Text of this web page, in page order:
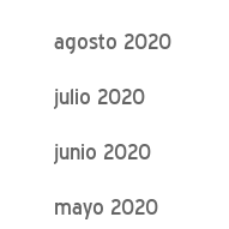
agosto 2020
julio 2020
junio 2020
mayo 2020